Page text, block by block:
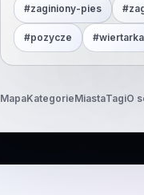
#zaginiony-pies #
#pozycze #wiertarka
MapaKategorieMiastaTagiO